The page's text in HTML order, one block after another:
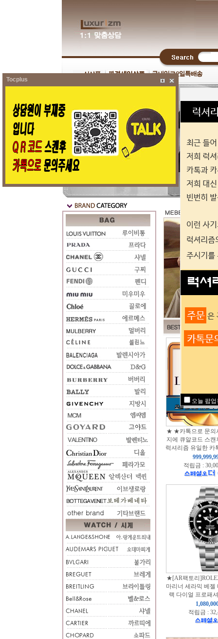
오늘 팝
★ ★카톡으로 문의
지에 큐알코드 스
럭셔리즘 유일한
적립금 :
★[AR팩토리
마리너 세라믹 베젤
랙 다이얼 프로패
적립금 :
Tocplus